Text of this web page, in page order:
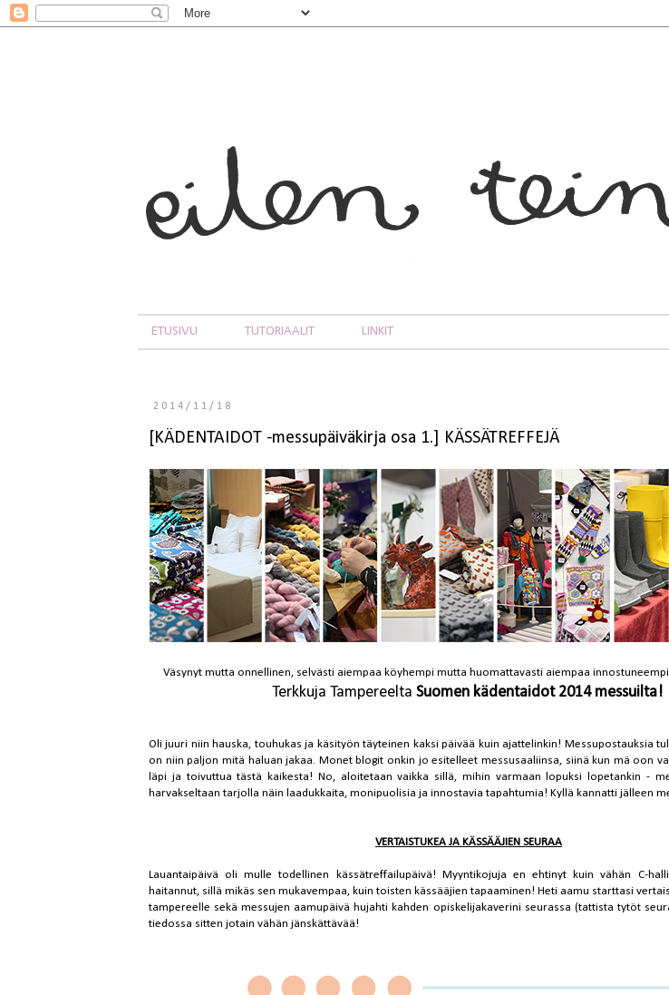
ETUSIVU TUTORIAALIT LINKIT
2014/11/18
[KÄDENTAIDOT -messupäiväkirja osa 1.] KÄSSÄTREFFEJÄ
Väsynyt mutta onnellinen, selvästi aiempaa köyhempi mutta huomattavasti aiempaa
Terkkuja Tampereelta Suomen kädentaidot 2014 messuilta!
Oli juuri niin hauska, touhukas ja käsityön täyteinen kaksi päivää kuin ajattelinkin! Messupostauksia
on niin paljon mitä haluan jakaa. Monet blogit onkin jo esitelleet messusaaliinsa, siinä kun mä oon
läpi ja toivuttua tästä kaikesta! No, aloitetaan vaikka sillä, mihin varmaan lopuksi lopetankin -
harvakseltaan tarjolla näin laadukkaita, monipuolisia ja innostavia tapahtumia! Kyllä kannatti jälleen
VERTAISTUKEA JA KÄSSÄÄJIEN SEURAA
Lauantaipäivä oli mulle todellinen kässätreffailupäivä! Myyntikojuja en ehtinyt kuin vähän C-
haitannut, sillä mikäs sen mukavempaa, kuin toisten kässääjien tapaaminen! Heti aamu starttasi
tampereelle sekä messujen aamupäivä hujahti kahden opiskelijakaverini seurassa (tattista tytöt
tiedossa sitten jotain vähän jänskättävää!